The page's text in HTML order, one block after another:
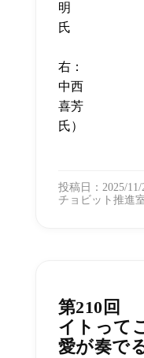
明
氏
右：
中西
喜芳
氏）
投稿日：2025/11/
チョビット推進
第210回
イトって
愛が奏で